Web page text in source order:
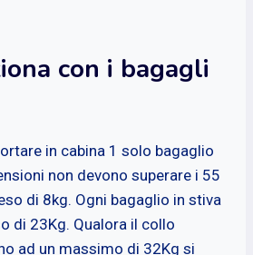
con i bagagli
in cabina 1 solo bagaglio
non devono superare i 55
di 8kg. Ogni bagaglio in stiva
di 23Kg. Qualora il collo
ad un massimo di 32Kg si